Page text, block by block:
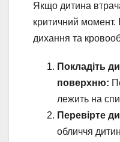
Якщо дитина
критичний
дихання та
Покладіть
поверхню:
лежить на
Перевірте
обличчя